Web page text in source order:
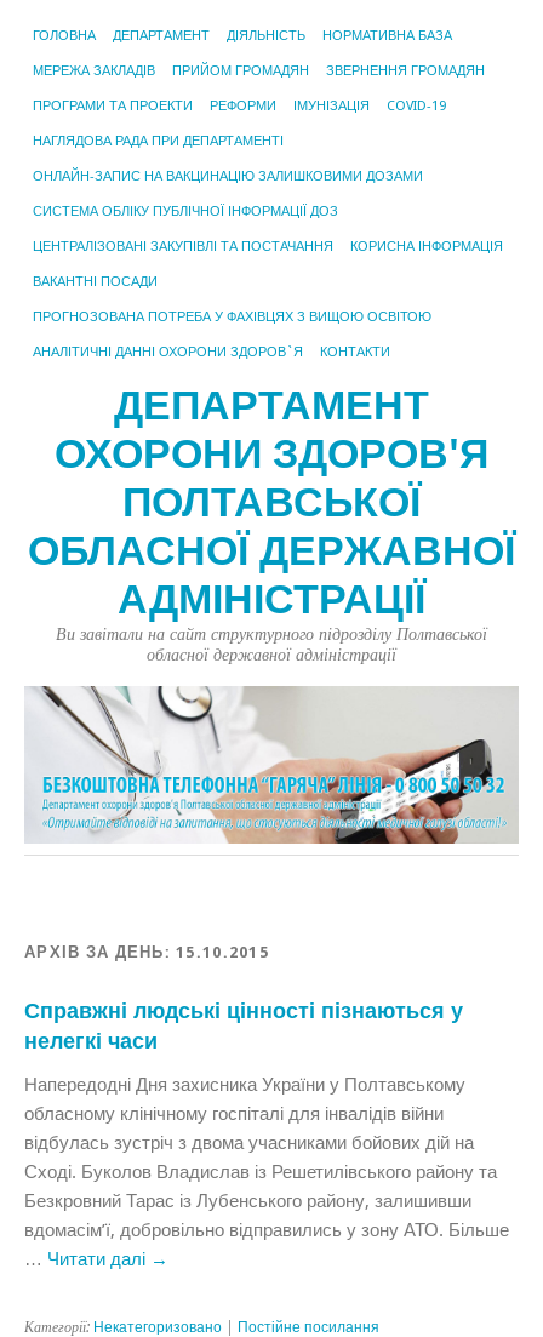
ГОЛОВНА ДЕПАРТАМЕНТ ДІЯЛЬНІСТЬ НОРМАТИВНА БАЗА
МЕРЕЖА ЗАКЛАДІВ ПРИЙОМ ГРОМАДЯН ЗВЕРНЕННЯ ГРОМАДЯН
ПРОГРАМИ ТА ПРОЕКТИ РЕФОРМИ ІМУНІЗАЦІЯ COVID-19
НАГЛЯДОВА РАДА ПРИ ДЕПАРТАМЕНТІ
ОНЛАЙН-ЗАПИС НА ВАКЦИНАЦІЮ ЗАЛИШКОВИМИ ДОЗАМИ
СИСТЕМА ОБЛІКУ ПУБЛІЧНОЇ ІНФОРМАЦІЇ ДОЗ
ЦЕНТРАЛІЗОВАНІ ЗАКУПІВЛІ ТА ПОСТАЧАННЯ КОРИСНА ІНФОРМАЦІЯ
ВАКАНТНІ ПОСАДИ
ПРОГНОЗОВАНА ПОТРЕБА У ФАХІВЦЯХ З ВИЩОЮ ОСВІТОЮ
АНАЛІТИЧНІ ДАННІ ОХОРОНИ ЗДОРОВ`Я КОНТАКТИ
ДЕПАРТАМЕНТ
ОХОРОНИ ЗДОРОВ'Я
ПОЛТАВСЬКОЇ
ОБЛАСНОЇ ДЕРЖАВНОЇ
АДМІНІСТРАЦІЇ
Ви завітали на сайт структурного підрозділу Полтавської
обласної державної адміністрації
АРХІВ ЗА ДЕНЬ:15.10.2015
Справжні людські цінності пізнаються у
нелегкі часи
Напередодні Дня захисника України у Полтавському
обласному клінічному госпіталі для інвалідів війни
відбулась зустріч з двома учасниками бойових дій на
Сході. Буколов Владислав із Решетилівського району та
Безкровний Тарас із Лубенського району, залишивши
вдомасім’ї, добровільно відправились у зону АТО. Більше
… Читати далі →
Категорії: Некатегоризовано Постійне посилання